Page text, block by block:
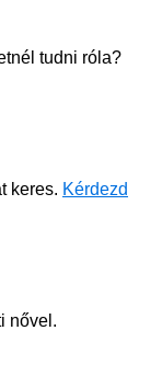
tudni róla?
keres. Kérdezd
nővel.